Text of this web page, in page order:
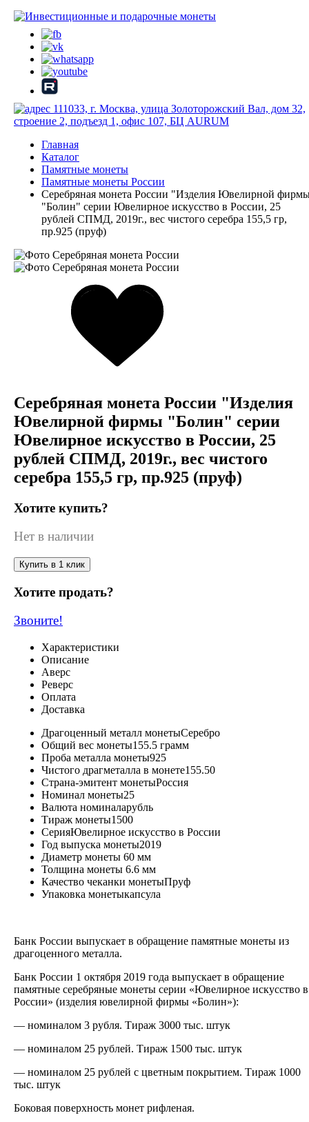
111033, г. Москва, улица Золоторожский Вал, дом 32,
строение 2, подъезд 1, офис 107, БЦ AURUM
Главная
Каталог
Памятные монеты
Памятные монеты России
Серебряная монета России "Изделия Ювелирной
"Болин" серии Ювелирное искусство в России, 25
рублей СПМД, 2019г., вес чистого серебра 155,5 гр,
пр.925 (пруф)
Серебряная монета России "Изделия
Ювелирной фирмы "Болин" серии
Ювелирное искусство в России, 25
рублей СПМД, 2019г., вес чистого
серебра 155,5 гр, пр.925 (пруф)
Хотите купить?
Нет в наличии
Купить в 1 клик
Хотите продать?
Звоните!
Характеристики
Описание
Аверс
Реверс
Оплата
Доставка
Драгоценный металл монетыСеребро
Общий вес монеты155.5 грамм
Проба металла монеты925
Чистого драгметалла в монете155.50
Страна-эмитент монетыРоссия
Номинал монеты25
Валюта номиналарубль
Тираж монеты1500
СерияЮвелирное искусство в России
Год выпуска монеты2019
Диаметр монеты 60 мм
Толщина монеты 6.6 мм
Качество чеканки монетыПруф
Упаковка монетыкапсула
Банк России выпускает в обращение памятные монеты из
драгоценного металла.
Банк России 1 октября 2019 года выпускает в обращение
памятные серебряные монеты серии «Ювелирное искусство в
России» (изделия ювелирной фирмы «Болин»):
— номиналом 3 рубля. Тираж 3000 тыс. штук
— номиналом 25 рублей. Тираж 1500 тыс. штук
— номиналом 25 рублей с цветным покрытием. Тираж 1000
тыс. штук
Боковая поверхность монет рифленая.